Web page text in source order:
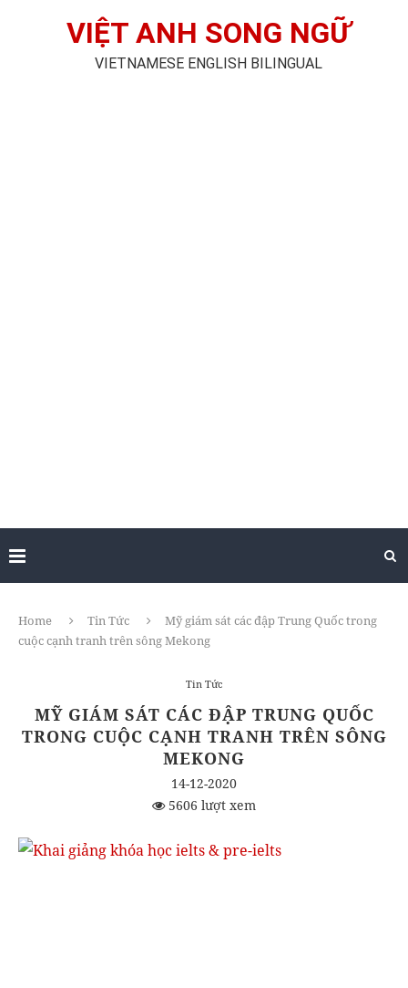
VIỆT ANH SONG NGỮ
VIETNAMESE ENGLISH BILINGUAL
Home Tin Tức
Mỹ giám sát các đập Trung Quốc trong
cuộc cạnh tranh trên sông Mekong
Tin Tức
MỸ GIÁM SÁT CÁC ĐẬP TRUNG QUỐC
TRONG CUỘC CẠNH TRANH TRÊN SÔNG
MEKONG
14-12-2020
5606 lượt xem